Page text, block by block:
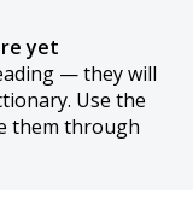
yet
— they will
Use the
them through